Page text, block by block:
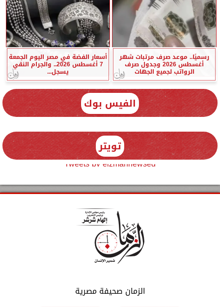
رسميًا.. موعد صرف مرتبات شهر
أغسطس 2026 وجدول صرف
الرواتب لجميع الجهات
أسعار الفضة في مصر اليوم الجمعة
7 أغسطس 2026.. والجرام النقي
يسجل...
الفيس بوك
تويتر
Tweets by elzmannewseg
الزمان صحيفة مصرية